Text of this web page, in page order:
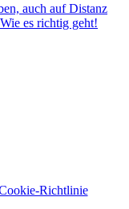
auch auf Distanz
es richtig geht!
Richtlinie